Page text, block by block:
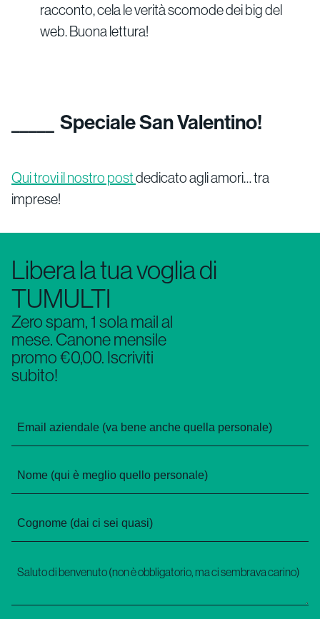
racconto, cela le verità scomode dei big del
web. Buona lettura!
Speciale San Valentino!
Qui trovi il nostro postdedicato agli amori… tra
imprese!
Libera la tua voglia di
TUMULTI
Zero spam, 1 sola mail al
mese. Canone mensile
promo €0,00. Iscriviti
subito!